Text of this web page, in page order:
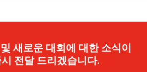
새로운 대회에 대한 소식이
전달 드리겠습니다.